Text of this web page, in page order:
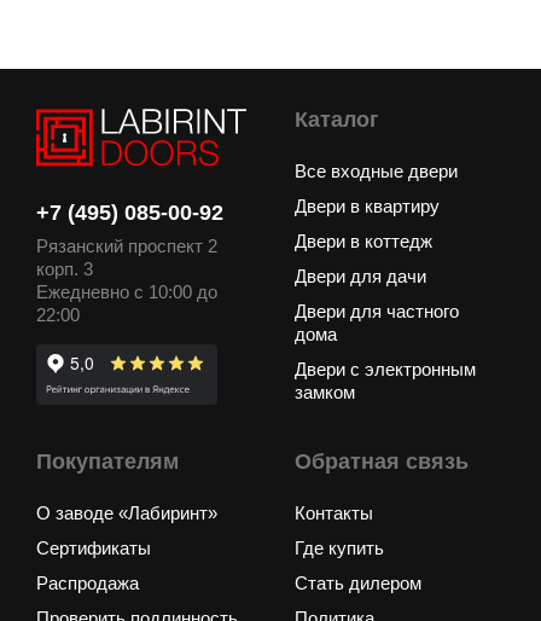
+7 (495) 085-00-92
Рязанский проспект 2
корп. 3
Ежедневно с 10:00 до
22:00
Каталог
Все входные двери
Двери в квартиру
Двери в коттедж
Двери для дачи
Двери для частного
дома
Двери с электронным
замком
Покупателям
О заводе «Лабиринт»
Сертификаты
Распродажа
Обратная связь
Контакты
Где купить
Стать дилером